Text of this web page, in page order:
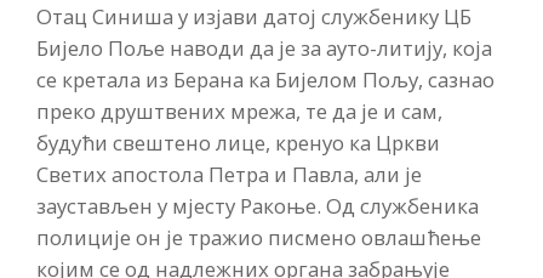
Отац Синиша у изјави датој службенику ЦБ
Бијело Поље наводи да је за ауто-литију, која
се кретала из Берана ка Бијелом Пољу, сазнао
преко друштвених мрежа, те да је и сам,
будући свештено лице, кренуо ка Цркви
Светих апостола Петра и Павла, али је
заустављен у мјесту Ракоње. Од службеника
полиције он је тражио писмено овлашћење
којим се од надлежних органа забрањује